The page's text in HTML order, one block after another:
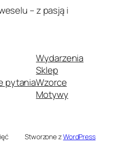
– z pasją i
pytania
Wydarzenia
Sklep
Wzorce
Motywy
Stworzone zWordPress